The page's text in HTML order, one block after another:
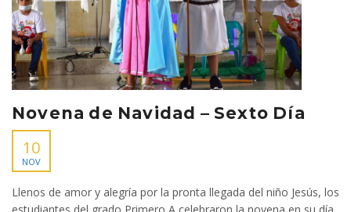
Novena de Navidad – Sexto Día
10
NOV
Llenos de amor y alegría por la pronta llegada del niño Jesús, los